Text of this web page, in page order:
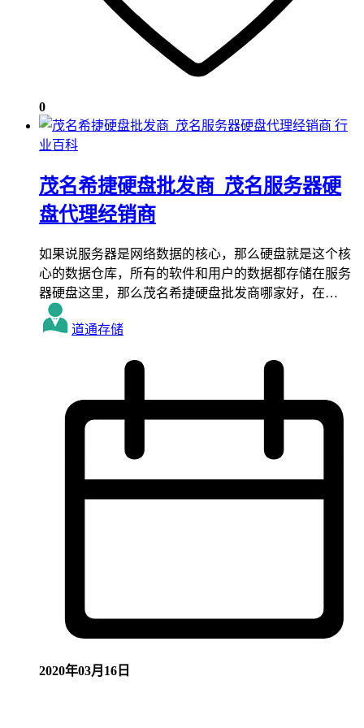
0
行
业百科
茂名希捷硬盘批发商_茂名服务器硬
盘代理经销商
如果说服务器是网络数据的核心，那么硬盘就是这个核
心的数据仓库，所有的软件和用户的数据都存储在服务
器硬盘这里，那么茂名希捷硬盘批发商哪家好，在…
道通存储
2020年03月16日